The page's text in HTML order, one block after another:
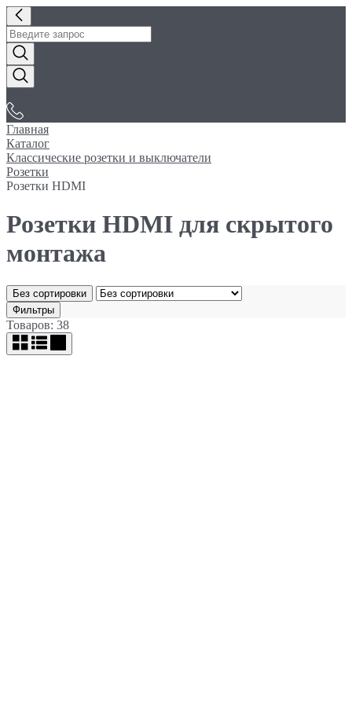
Главная
Каталог
Классические розетки и выключатели
Розетки
Розетки HDMI
Розетки HDMI для скрытого
монтажа
Без сортировки
Фильтры
Товаров: 38